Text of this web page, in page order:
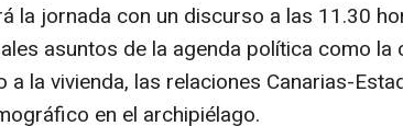
la jornada con un discurso a las 11.30
asuntos de la agenda política como la
a la vivienda, las relaciones Canarias-
en el archipiélago.